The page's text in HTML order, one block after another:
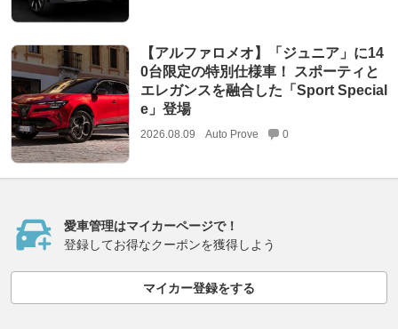
【アルファロメオ】「ジュニア」に14
0台限定の特別仕様車！ スポーティと
エレガンスを融合した「Sport Special
e」登場
2026.08.09 Auto Prove 0
愛車管理はマイカーページで！
登録してお得なクーポンを獲得しよう
マイカー登録をする